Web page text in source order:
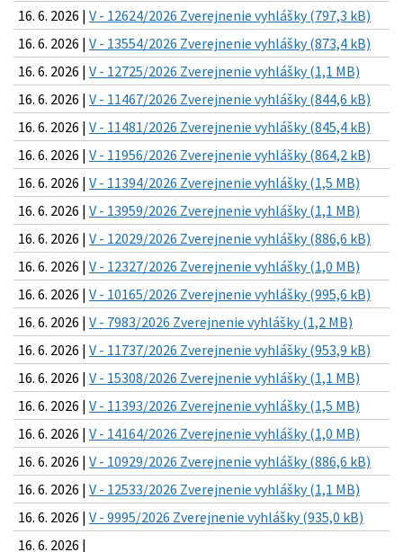
16. 6. 2026 | V - 12624/2026 Zverejnenie vyhlášky (797,3 kB)
16. 6. 2026 | V - 13554/2026 Zverejnenie vyhlášky (873,4 kB)
16. 6. 2026 | V - 12725/2026 Zverejnenie vyhlášky (1,1 MB)
16. 6. 2026 | V - 11467/2026 Zverejnenie vyhlášky (844,6 kB)
16. 6. 2026 | V - 11481/2026 Zverejnenie vyhlášky (845,4 kB)
16. 6. 2026 | V - 11956/2026 Zverejnenie vyhlášky (864,2 kB)
16. 6. 2026 | V - 11394/2026 Zverejnenie vyhlášky (1,5 MB)
16. 6. 2026 | V - 13959/2026 Zverejnenie vyhlášky (1,1 MB)
16. 6. 2026 | V - 12029/2026 Zverejnenie vyhlášky (886,6 kB)
16. 6. 2026 | V - 12327/2026 Zverejnenie vyhlášky (1,0 MB)
16. 6. 2026 | V - 10165/2026 Zverejnenie vyhlášky (995,6 kB)
16. 6. 2026 | V - 7983/2026 Zverejnenie vyhlášky (1,2 MB)
16. 6. 2026 | V - 11737/2026 Zverejnenie vyhlášky (953,9 kB)
16. 6. 2026 | V - 15308/2026 Zverejnenie vyhlášky (1,1 MB)
16. 6. 2026 | V - 11393/2026 Zverejnenie vyhlášky (1,5 MB)
16. 6. 2026 | V - 14164/2026 Zverejnenie vyhlášky (1,0 MB)
16. 6. 2026 | V - 10929/2026 Zverejnenie vyhlášky (886,6 kB)
16. 6. 2026 | V - 12533/2026 Zverejnenie vyhlášky (1,1 MB)
16. 6. 2026 | V - 9995/2026 Zverejnenie vyhlášky (935,0 kB)
16. 6. 2026 |